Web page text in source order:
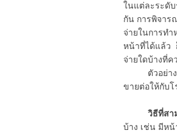
ในแต่ละระดับ
กัน การพิจาร
จ่ายในการท
หน้าที่ได้แล้ว
จ่ายใดบ้างที่ค
ตัวอย่างง่า
ขายต่อให้กับ
วิธีที่สา
บ้าง เช่น มีห